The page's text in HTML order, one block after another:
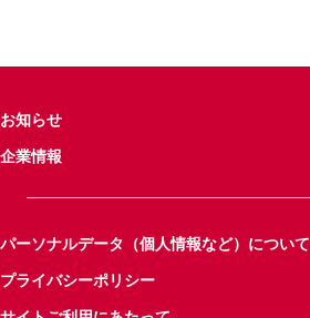
お知らせ
企業情報
パーソナルデータ（個人情報など）について
プライバシーポリシー